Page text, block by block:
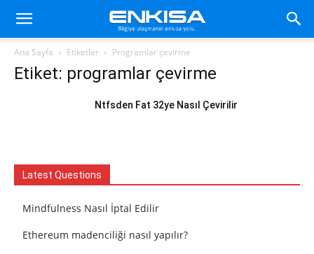
Ana Sayfa Etiketler Programlar çevirme
Etiket: programlar çevirme
Ntfsden Fat 32ye Nasıl Çevirilir
Latest Questions
Mindfulness Nasıl İptal Edilir
Ethereum madenciliği nasıl yapılır?